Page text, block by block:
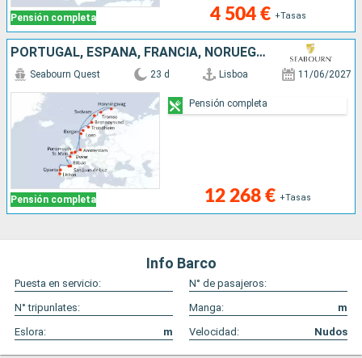
Pensión completa 4 504 € +Tasas
PORTUGAL, ESPAÑA, FRANCIA, NORUEGA, PAISES BAJOS, REINO UNIDO
Pensión completa
Seabourn Quest 23 d Lisboa 11/06/2027
12 268 € +Tasas
Pensión completa
Info Barco
Puesta en servicio:
N° de pasajeros:
N° tripunlates:
Manga:
m
Eslora:
m Velocidad: Nudos